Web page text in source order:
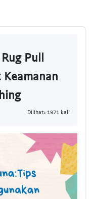
Pull
Dilihat: 1971 kali